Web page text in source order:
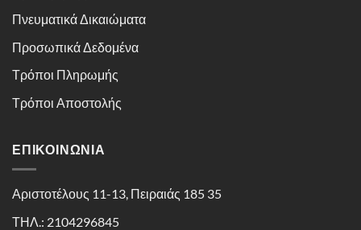
Πνευματικά Δικαιώματα
Προσωπικά Δεδομένα
Τρόποι Πληρωμής
Τρόποι Αποστολής
ΕΠΙΚΟΙΝΩΝΊΑ
Αριστοτέλους 11-13, Πειραιάς 185 35
ΤΗΛ.: 2104296845